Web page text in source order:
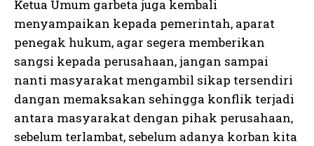
Ketua Umum garbeta juga kembali
menyampaikan kepada pemerintah, aparat
penegak hukum, agar segera memberikan
sangsi kepada perusahaan, jangan sampai
nanti masyarakat mengambil sikap tersendiri
dangan memaksakan sehingga konflik terjadi
antara masyarakat dengan pihak perusahaan,
sebelum terlambat, sebelum adanya korban kita